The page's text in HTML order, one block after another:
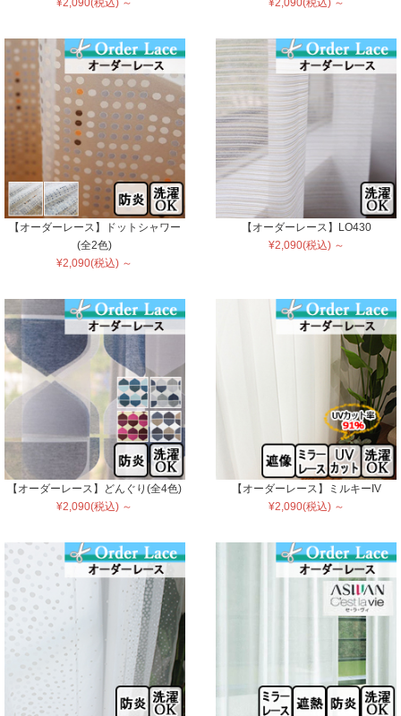
【オーダーレース】ドットシャワー
(全2色)
¥2,090(税込) ～
【オーダーレース】LO430
¥2,090(税込) ～
【オーダーレース】どんぐり(全4色)
¥2,090(税込) ～
【オーダーレース】ミルキーIV
¥2,090(税込) ～